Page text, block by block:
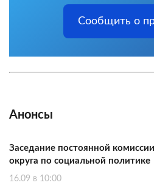
Сообщить о
Анонсы
Заседание постоянной
округа по социальной политике
16.09 в 10:00